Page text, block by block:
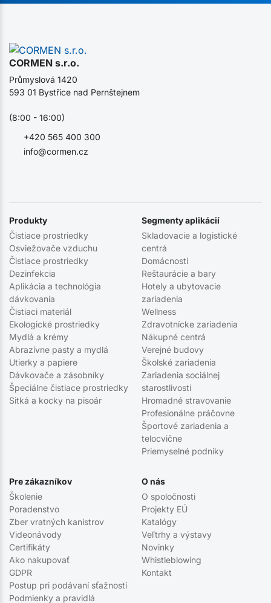
CORMEN s.r.o.
info@cormen.cz
+420 565 400 300
Průmyslová 1420
593 01 Bystřice nad Pernštejnem
(8:00 - 16:00)
Produkty
Čistiace prostriedky
Osviežovače vzduchu
Čistiace prostriedky
Dezinfekcia
Aplikácia a technológia
dávkovania
Čistiaci materiál
Ekologické prostriedky
Mydlá a krémy
Abrazívne pasty a mydlá
Utierky a papiere
Dávkovače a zásobníky
Špeciálne čistiace prostriedky
Sitká a kocky na pisoár
Segmenty aplikácií
Skladovacie a logistické
centrá
Domácnosti
Reštaurácie a bary
Hotely a ubytovacie
zariadenia
Wellness
Zdravotnícke zariadenia
Nákupné centrá
Verejné budovy
Školské zariadenia
Zariadenia sociálnej
starostlivosti
Hromadné stravovanie
Profesionálne práčovne
Športové zariadenia a
telocvične
Priemyselné podniky
Pre zákazníkov
Školenie
Poradenstvo
Zber vratných kanistrov
Videonávody
Certifikáty
Ako nakupovať
GDPR
Postup pri podávaní sťažností
Podmienky a pravidlá
O nás
O spoločnosti
Projekty EÚ
Katalógy
Veľtrhy a výstavy
Novinky
Whistleblowing
Kontakt